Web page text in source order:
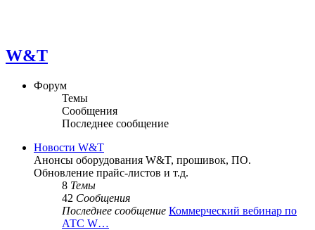
W&T
Форум
Темы
Сообщения
Последнее сообщение
Новости W&T
Анонсы оборудования W&T, прошивок, ПО.
Обновление прайс-листов и т.д.
8 Темы
42 Сообщения
Последнее сообщение Коммерческий вебинар по
АТС W…